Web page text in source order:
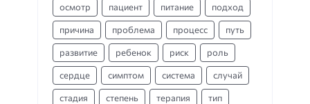
осмотр пациент питание подход
причина проблема процесс путь
развитие ребенок риск роль
сердце симптом система случай
стадия степень терапия тип